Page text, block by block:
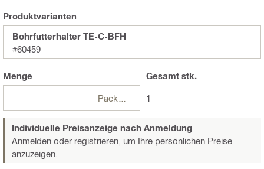
Produktvarianten
Bohrfutterhalter TE-C-BFH
#60459
Menge
Packungen
Gesamtstk.
1
Individuelle Preisanzeige nach Anmeldung
Anmelden oder registrieren, um Ihre persönlichen Preise
anzuzeigen.